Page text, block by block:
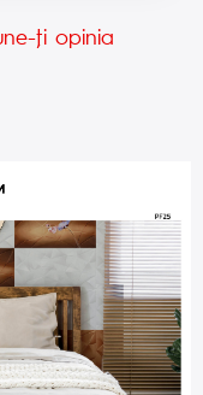
ţi opinia